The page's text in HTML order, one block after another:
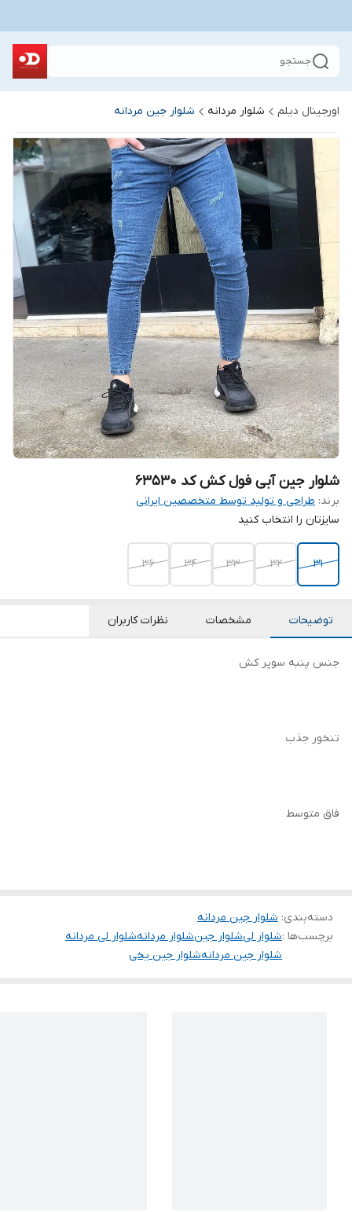
جستجو
اورجینال دیلم شلوار مردانه شلوار جین مردانه
شلوار جین آبی فول کش کد 63530
برند: طراحی و تولید توسط متخصصین ایرانی
سایزتان را انتخاب کنید
31
32
33
34
36
توضیحات مشخصات نظرات کاربران
جنس پنبه سوپر کش
تنخور جذب
فاق متوسط
دسته‌بندی: شلوار جین مردانه
برچسب‌ها :شلوار لیشلوار جینشلوار مردانهشلوار لی مردانه
شلوار جین مردانهشلوار جین یخی